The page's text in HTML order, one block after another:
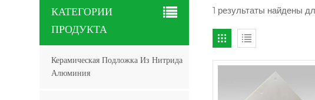
1 результаты найдены
КАТЕГОРИИ
ПРОДУКТА
Керамическая Подложка Из Нитрида
Алюминия